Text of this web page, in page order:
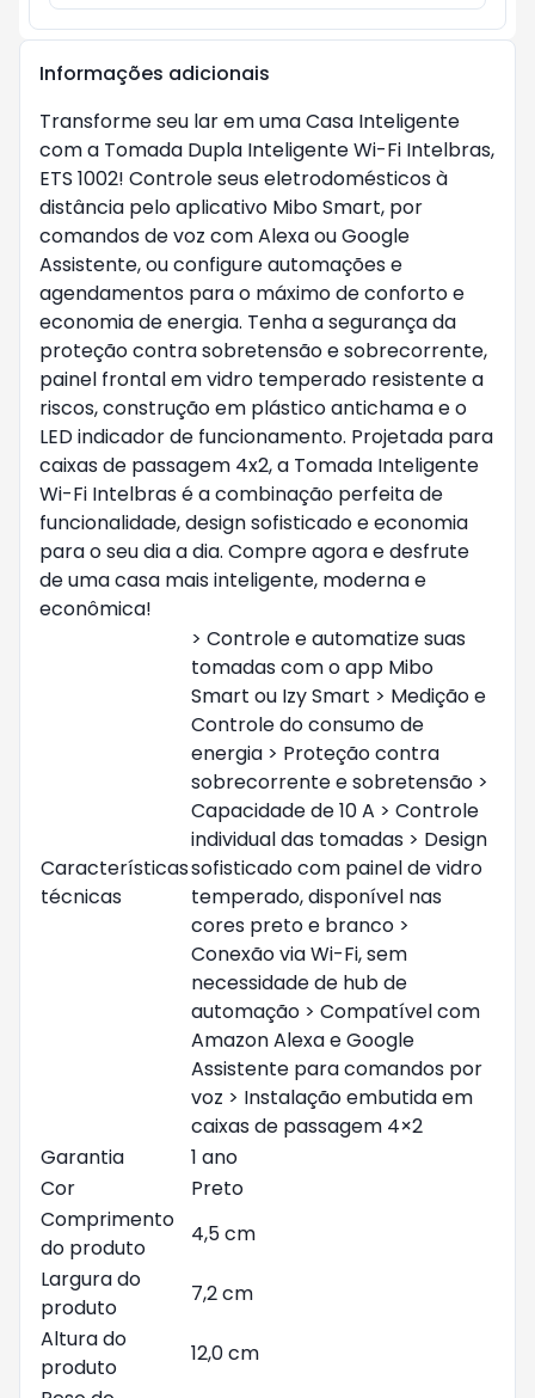
Informações adicionais
Transforme seu lar em uma Casa Inteligente
com a Tomada Dupla Inteligente Wi-Fi Intelbras,
ETS 1002! Controle seus eletrodomésticos à
distância pelo aplicativo Mibo Smart, por
comandos de voz com Alexa ou Google
Assistente, ou configure automações e
agendamentos para o máximo de conforto e
economia de energia. Tenha a segurança da
proteção contra sobretensão e sobrecorrente,
painel frontal em vidro temperado resistente a
riscos, construção em plástico antichama e o
LED indicador de funcionamento. Projetada para
caixas de passagem 4x2, a Tomada Inteligente
Wi-Fi Intelbras é a combinação perfeita de
funcionalidade, design sofisticado e economia
para o seu dia a dia. Compre agora e desfrute
de uma casa mais inteligente, moderna e
econômica!
Características
técnicas
> Controle e automatize suas
tomadas com o app Mibo
Smart ou Izy Smart > Medição e
Controle do consumo de
energia > Proteção contra
sobrecorrente e sobretensão >
Capacidade de 10 A > Controle
individual das tomadas > Design
sofisticado com painel de vidro
temperado, disponível nas
cores preto e branco >
Conexão via Wi-Fi, sem
necessidade de hub de
automação > Compatível com
Amazon Alexa e Google
Assistente para comandos por
voz > Instalação embutida em
caixas de passagem 4×2
Garantia
1 ano
Cor
Preto
Comprimento
do produto
4,5 cm
Largura do
produto
7,2 cm
Altura do
produto
12,0 cm